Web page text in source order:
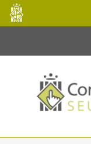
Salta al contingut
Consell
de
Mallorca